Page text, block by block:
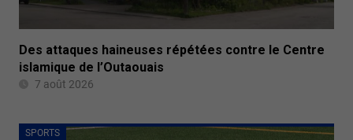
Des attaques haineuses répétées contre le Centre
islamique de l’Outaouais
7 août 2026
SPORTS